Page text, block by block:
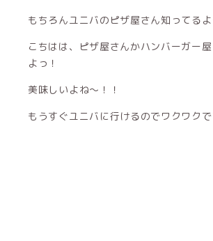
もちろんユニバのピザ屋さん知ってるよ
こちはは、ピザ屋さんかハンバーガー
よっ！
美味しいよね〜！！
もうすぐユニバに行けるのでワクワクで